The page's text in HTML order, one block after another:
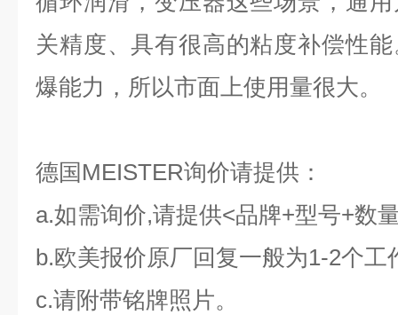
关精度、具有很高的粘度补偿性
爆能力，所以市面上使用量很大。
德国MEISTER询价请提供：
a.如需询价,请提供<品牌+型号+数
b.欧美报价原厂回复一般为1-2个工
c.请附带铭牌照片。